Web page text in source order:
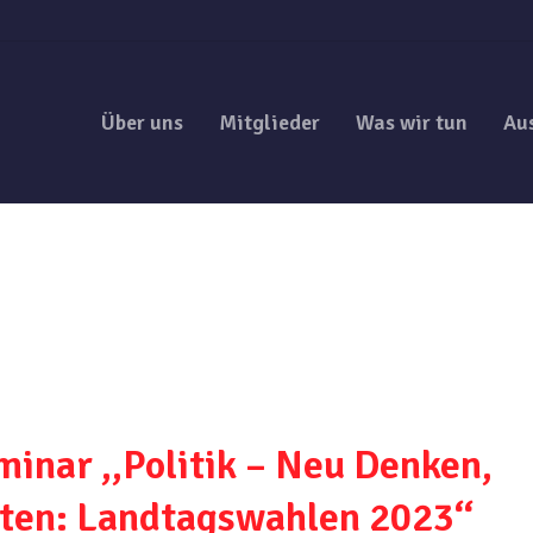
Über uns Mitglieder Was wir tun
,,Politik – Neu Denken,
Landtagswahlen 2023‘‘